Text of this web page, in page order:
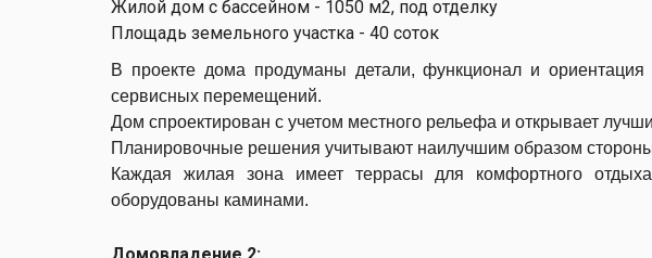
Жилой дом с бассейном - 1050 м2, под отделку
Площадь земельного участка - 40 соток
В проекте дома продуманы детали, функционал и
сервисных перемещений.
Дом спроектирован с учетом местного рельефа и открывает
Планировочные решения учитывают наилучшим образом
Каждая жилая зона имеет террасы для комфортного
оборудованы каминами.